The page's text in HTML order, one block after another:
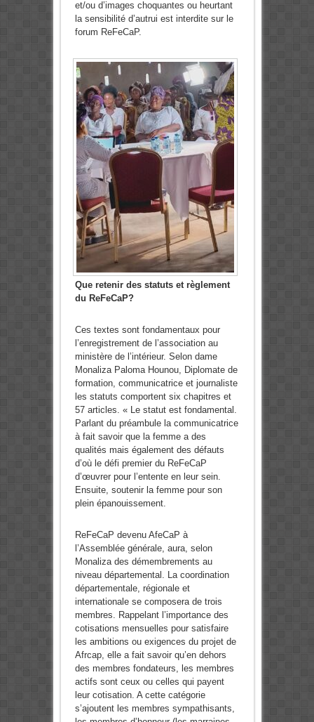
et/ou d’images choquantes ou heurtant
la sensibilité d’autrui est interdite sur le
forum ReFeCaP.
Que retenir des statuts et règlement
du ReFeCaP?
Ces textes sont fondamentaux pour
l’enregistrement de l’association au
ministère de l’intérieur. Selon dame
Monaliza Paloma Hounou, Diplomate de
formation, communicatrice et journaliste
les statuts comportent six chapitres et
57 articles. « Le statut est fondamental.
Parlant du préambule la communicatrice
à fait savoir que la femme a des
qualités mais également des défauts
d’où le défi premier du ReFeCaP
d’œuvrer pour l’entente en leur sein.
Ensuite, soutenir la femme pour son
plein épanouissement.
ReFeCaP devenu AfeCaP à
l’Assemblée générale, aura, selon
Monaliza des démembrements au
niveau départemental. La coordination
départementale, régionale et
internationale se composera de trois
membres. Rappelant l’importance des
cotisations mensuelles pour satisfaire
les ambitions ou exigences du projet de
Afrcap, elle a fait savoir qu’en dehors
des membres fondateurs, les membres
actifs sont ceux ou celles qui payent
leur cotisation. A cette catégorie
s’ajoutent les membres sympathisants,